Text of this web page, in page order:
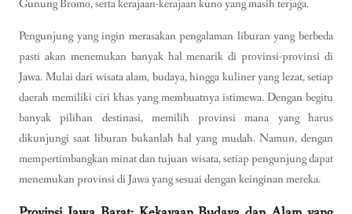
Gunung Bromo, serta kerajaan-kerajaan kuno yang masih terjaga.
Pengunjung yang ingin merasakan pengalaman liburan yang berbeda
pasti akan menemukan banyak hal menarik di provinsi-provinsi di
Jawa. Mulai dari wisata alam, budaya, hingga kuliner yang lezat, setiap
daerah memiliki ciri khas yang membuatnya istimewa. Dengan begitu
banyak pilihan destinasi, memilih provinsi mana yang harus
dikunjungi saat liburan bukanlah hal yang mudah. Namun, dengan
mempertimbangkan minat dan tujuan wisata, setiap pengunjung dapat
menemukan provinsi di Jawa yang sesuai dengan keinginan mereka.